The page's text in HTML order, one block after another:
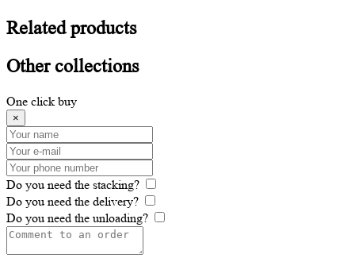
Relatedproducts
Othercollections
One click buy
×
Do you need the stacking?
Do you need the delivery?
Do you need the unloading?